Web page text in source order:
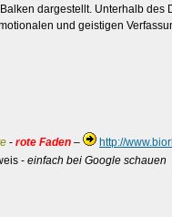
dargestellt. Unterhalb des
und geistigen
- rote Faden –
http://
- einfach bei Google schauen